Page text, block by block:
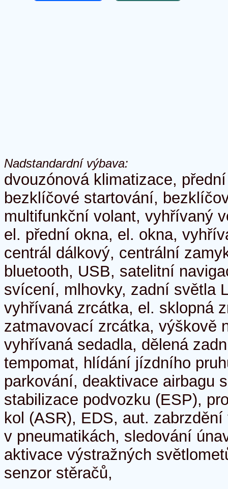
Nadstandardní výbava:
dvouzónová klimatizace,
bezklíčové startování,
multifunkční volant, vyhřívaný
el. přední okna, el. okna,
centrál dálkový, centrální
bluetooth, USB, satelitní
svícení, mlhovky, zadní světla
vyhřívaná zrcátka, el. sklopná
zatmavovací zrcátka, výškově
vyhřívaná sedadla, dělená
tempomat, hlídání jízdního
parkování, deaktivace airbagu
stabilizace podvozku (ESP),
kol (ASR), EDS, aut.
v pneumatikách, sledování
aktivace výstražných
senzor stěračů,